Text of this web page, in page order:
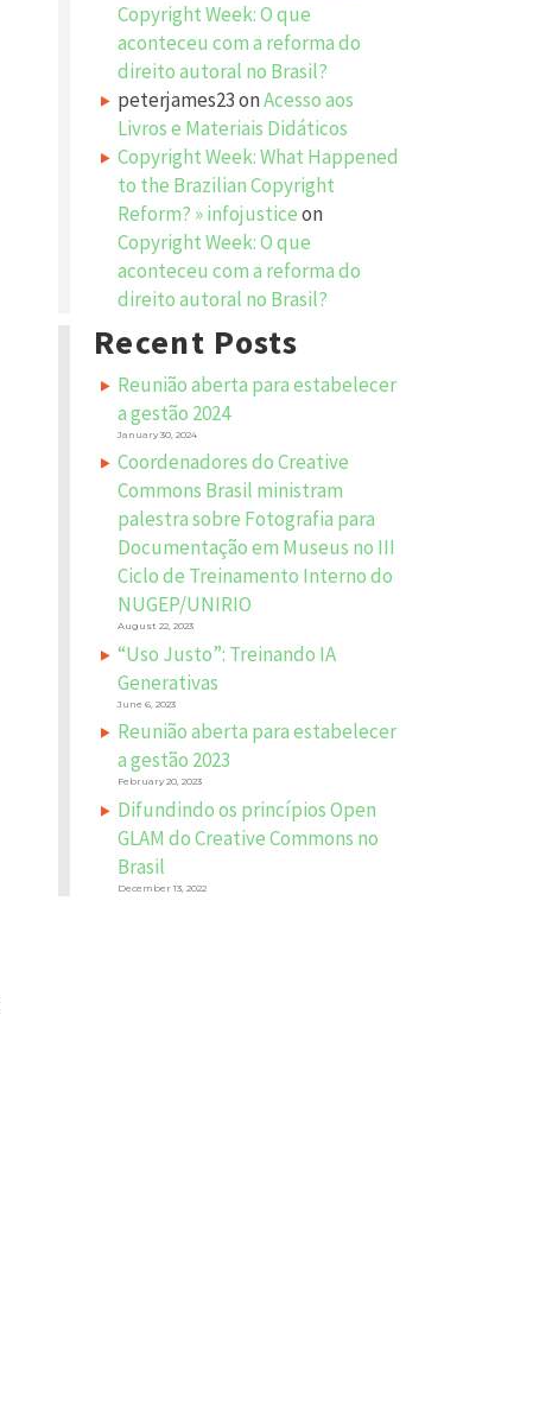
Copyright Week: O que
aconteceu com a reforma do
direito autoral no Brasil?
peterjames23onAcesso aos
Livros e Materiais Didáticos
Copyright Week: What Happened
to the Brazilian Copyright
Reform? » infojusticeon
Copyright Week: O que
aconteceu com a reforma do
direito autoral no Brasil?
Recent Posts
Reunião aberta para estabelecer
a gestão 2024
January 30, 2024
Coordenadores do Creative
Commons Brasil ministram
palestra sobre Fotografia para
Documentação em Museus no III
Ciclo de Treinamento Interno do
NUGEP/UNIRIO
August 22, 2023
“Uso Justo”: Treinando IA
Generativas
June 6, 2023
Reunião aberta para estabelecer
a gestão 2023
February 20, 2023
Difundindo os princípios Open
GLAM do Creative Commons no
Brasil
December 13, 2022